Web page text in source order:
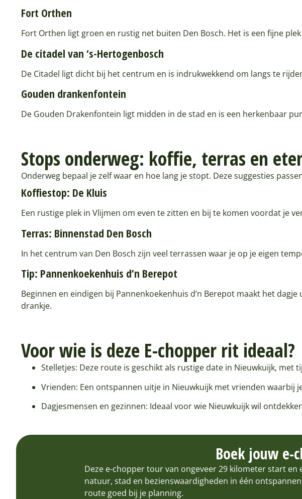
Fort Orthen
Fort Orthen ligt groen en rustig net buiten Den Bosch. Het is een fijne
De citadel van ‘s-Hertogenbosch
De Citadel ligt dicht bij het centrum en is indrukwekkend om langs te
Gouden drankenfontein
De Gouden Drakenfontein ligt midden in de stad en is een herkenbaar
Stops onderweg: koffie, terras en
Onderweg bepaal je zelf waar en hoe lang je stopt. Deze suggesties
Koffiestop: De Kluis
Een rustige plek in Vlijmen om even te zitten en bij te komen voordat je
Terras: Binnenstad Den Bosch
In het centrum van Den Bosch zijn veel terrassen waar je op je eigen
Tip: Pannenkoekenhuis d’n Berepot
Beginnen en eindigen bij Pannenkoekenhuis d’n Berepot maakt het
drankje.
Voor wie is deze E-chopper rit ideaal?
Stelletjes: Deze route is geschikt als rustige date in Nieuwkuijk, met
Vrienden: Een ontspannen uitje in Nieuwkuijk met vrienden waarbij
Dagjesmensen en gezinnen: Ideaal voor wie Nieuwkuijk wil
Boek jouw
Deze e-chopper tour van ongeveer 29 kilometer start en
natuur, stad en bezienswaardigheden in één
route goed bij je planning.